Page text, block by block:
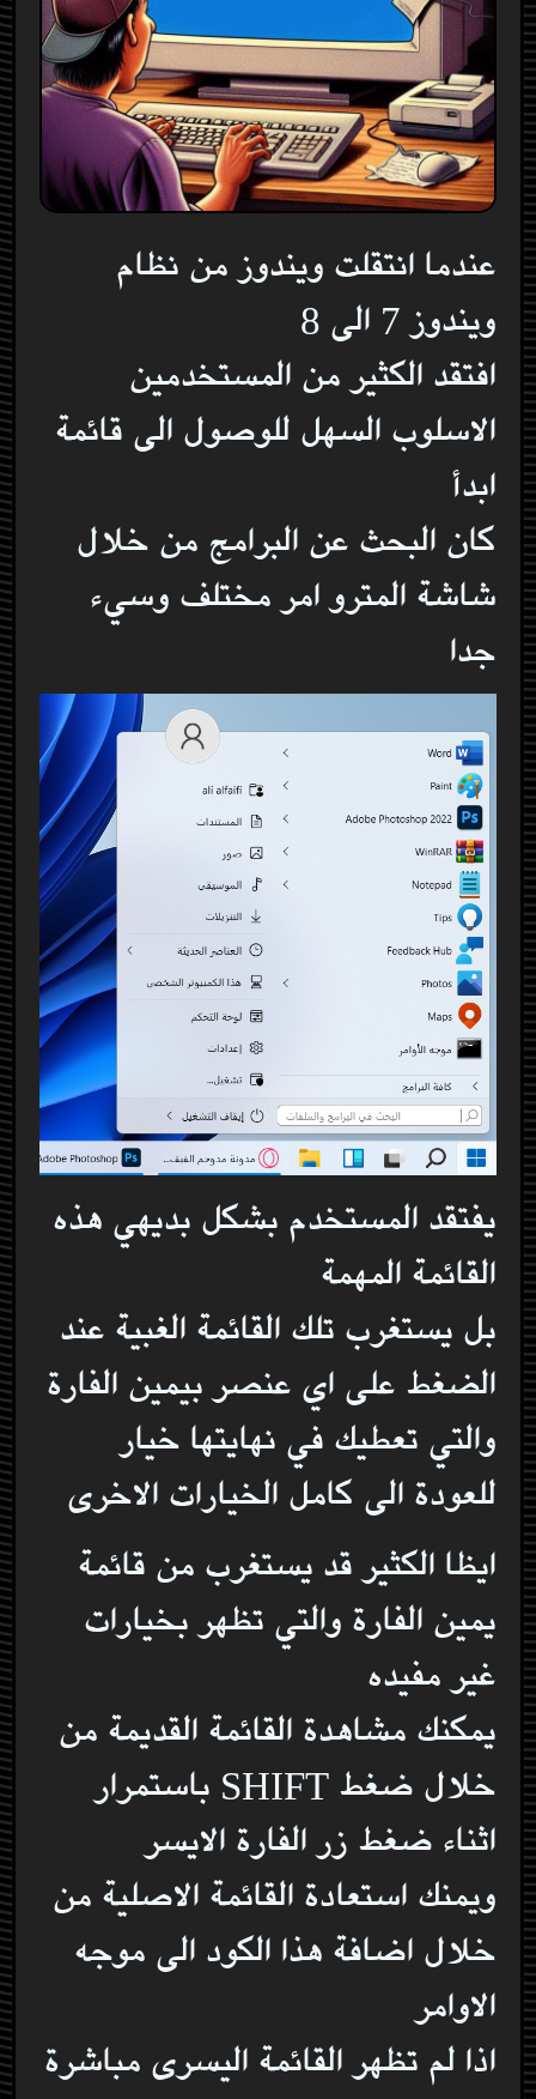
عندما انتقلت ويندوز من نظام
ويندوز 7 الى 8
افتقد الكثير من المستخدمين
الاسلوب السهل للوصول الى قائمة
ابدأ
كان البحث عن البرامج من خلال
شاشة المترو امر مختلف وسيء
جدا
يفتقد المستخدم بشكل بديهي هذه
القائمة المهمة
بل يستغرب تلك القائمة الغبية عند
الضغط على اي عنصر بيمين الفارة
والتي تعطيك في نهايتها خيار
للعودة الى كامل الخيارات الاخرى
ايظا الكثير قد يستغرب من قائمة
يمين الفارة والتي تظهر بخيارات
غير مفيده
يمكنك مشاهدة القائمة القديمة من
خلال ضغط SHIFT باستمرار
اثناء ضغط زر الفارة الايسر
ويمنك استعادة القائمة الاصلية من
خلال اضافة هذا الكود الى موجه
الاوامر
اذا لم تظهر القائمة اليسرى مباشرة